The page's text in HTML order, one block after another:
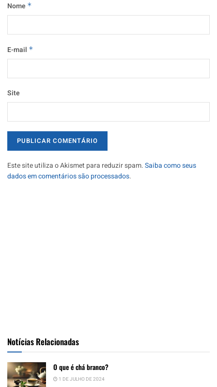
Nome *
E-mail *
Site
Este site utiliza o Akismet para reduzir spam.Saiba como seus
dados em comentários são processados.
Notícias Relacionadas
O que é chá branco?
1 DE JULHO DE 2024